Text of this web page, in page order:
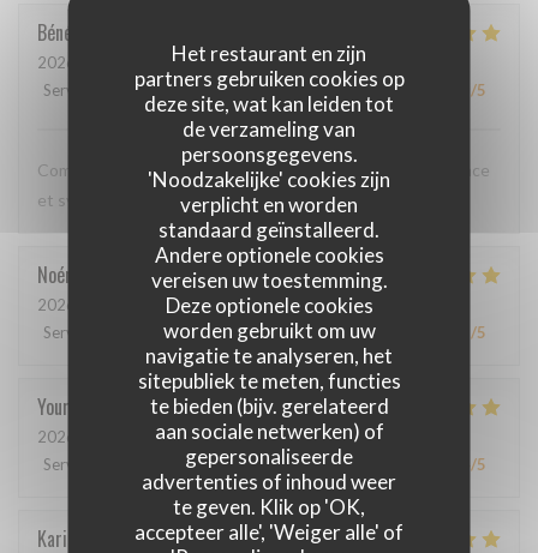
Het restaurant en zijn
partners gebruiken cookies op
deze site, wat kan leiden tot
de verzameling van
persoonsgegevens.
'Noodzakelijke' cookies zijn
verplicht en worden
standaard geïnstalleerd.
Andere optionele cookies
vereisen uw toestemming.
Deze optionele cookies
worden gebruikt om uw
navigatie te analyseren, het
sitepubliek te meten, functies
te bieden (bijv. gerelateerd
aan sociale netwerken) of
gepersonaliseerde
advertenties of inhoud weer
te geven. Klik op 'OK,
accepteer alle', 'Weiger alle' of
Bénédicte
2026-05-12
- 20:00 - Gasten 3
Service
Atmosfeer: 5/5 Keuken :5/5 Kwaliteit / Prijs /5
Comme toujours, cuisine excellente, service discret, efficace
et sympathique. Merci beaucoup !
Noémie
2026-05-06
- 13:00 - Gasten 2
Service
Atmosfeer :5/5 Keuken: 5/5 Kwaliteit / Prijs /5
Youri
2026-04-22
- 12:00 - Gasten 2
Service
Atmosfeer:4/5 Keuken:5/5 Kwaliteit / Prijs /5
Karin